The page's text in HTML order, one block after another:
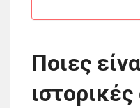
Ποιες